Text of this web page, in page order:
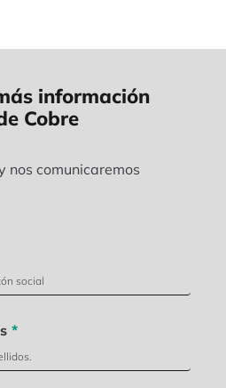
información
Cobre
nos comunicaremos
*